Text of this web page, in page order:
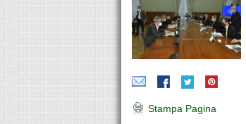
Stampa Pagina